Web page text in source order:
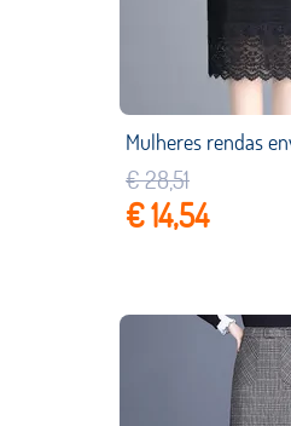
€ 28,51
€ 14,54